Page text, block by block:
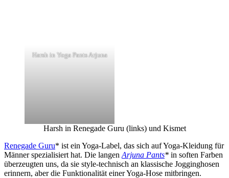
Harsh in Yoga Pants Arjuna
Harsh in Renegade Guru (links) und Kismet
Renegade Guru* ist ein Yoga-Label, das sich auf Yoga-Kleidung für
Männer spezialisiert hat. Die langen Arjuna Pants* in soften Farben
überzeugten uns, da sie style-technisch an klassische Jogginghosen
erinnern, aber die Funktionalität einer Yoga-Hose mitbringen.